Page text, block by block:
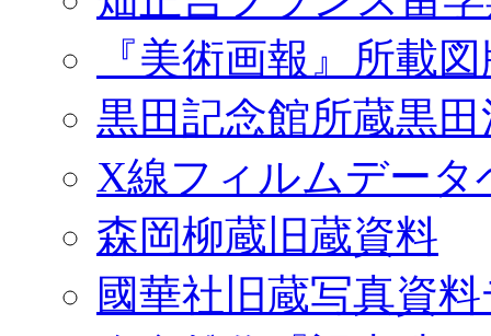
『美術画報』所載
黒田記念館所蔵黒
X線フィルムデータ
森岡柳蔵旧蔵資料
國華社旧蔵写真資